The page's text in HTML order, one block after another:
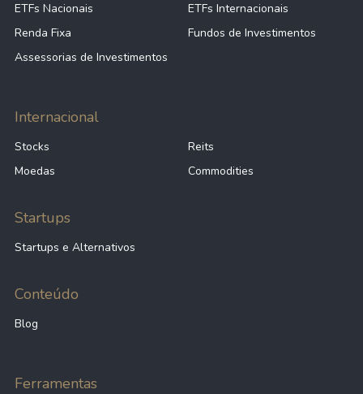
ETFs Nacionais
ETFs Internacionais
Renda Fixa
Fundos de Investimentos
Assessorias de Investimentos
Internacional
Stocks
Reits
Moedas
Commodities
Startups
Startups e Alternativos
Conteúdo
Blog
Ferramentas